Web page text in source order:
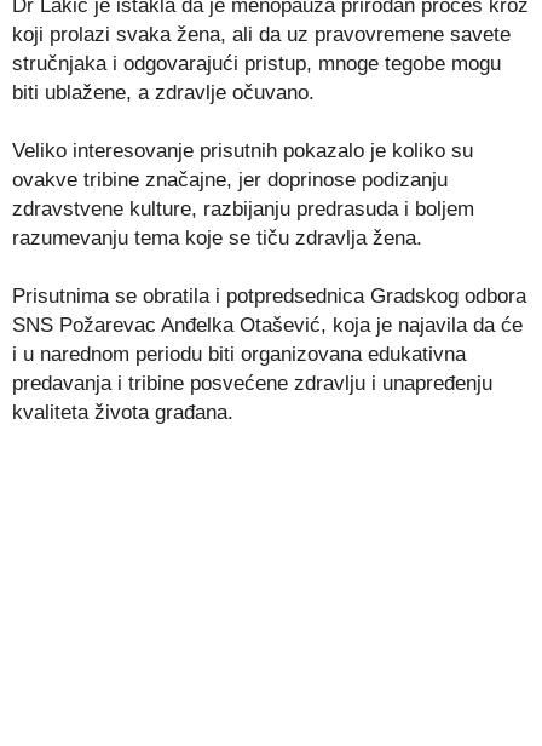
Dr Lakić je istakla da je menopauza prirodan proces kroz
koji prolazi svaka žena, ali da uz pravovremene savete
stručnjaka i odgovarajući pristup, mnoge tegobe mogu
biti ublažene, a zdravlje očuvano.
Veliko interesovanje prisutnih pokazalo je koliko su
ovakve tribine značajne, jer doprinose podizanju
zdravstvene kulture, razbijanju predrasuda i boljem
razumevanju tema koje se tiču zdravlja žena.
Prisutnima se obratila i potpredsednica Gradskog odbora
SNS Požarevac Anđelka Otašević, koja je najavila da će
i u narednom periodu biti organizovana edukativna
predavanja i tribine posvećene zdravlju i unapređenju
kvaliteta života građana.